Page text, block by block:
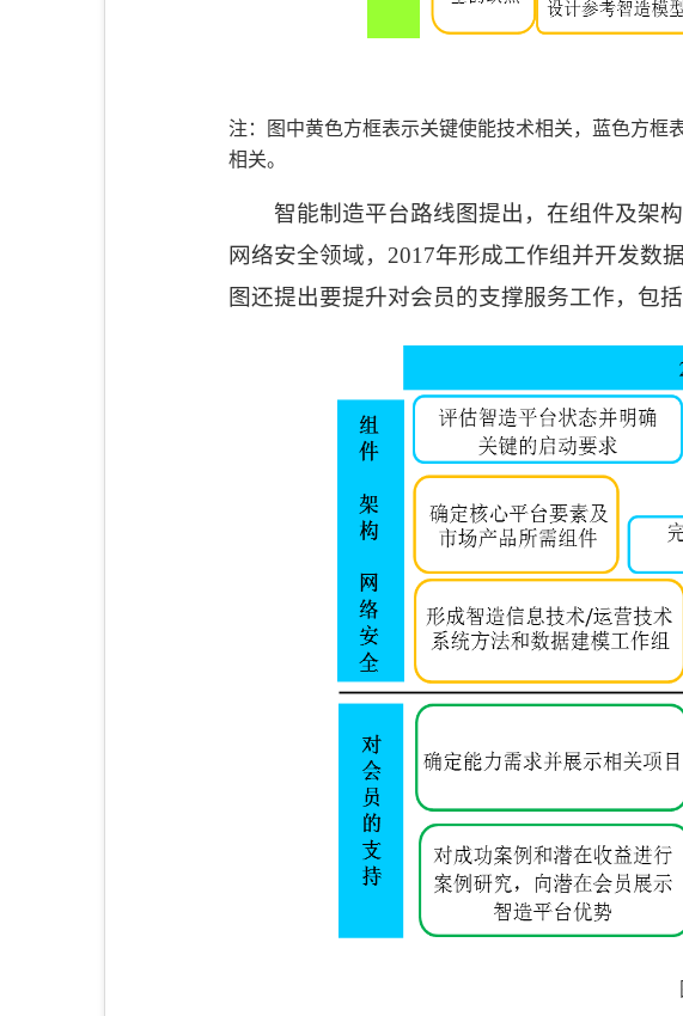
注：图中黄色方框表示关键使能技术相关，蓝色方框
相关。
智能制造平台路线图提出，在组件及架
网络安全领域， 2017年形成工作组并开发数
图还提出要提升对会员的支撑服务工作，包